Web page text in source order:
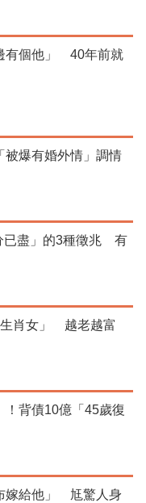
有個他」 40年前就
被爆有婚外情」調情
已盡」的3種徵兆 有
生肖女」 越老越富
！背債10億「45歲復
嫁給他」 尪驚人身